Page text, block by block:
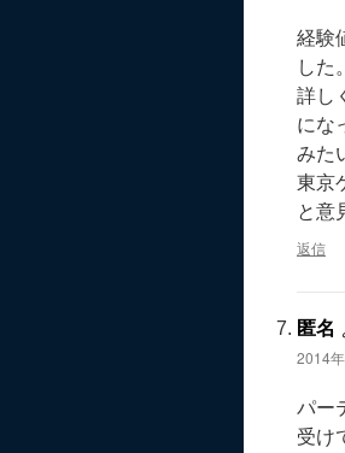
経験
した。
詳し
にな
みた
東京
と意
返信
匿名
2014
パー
受け